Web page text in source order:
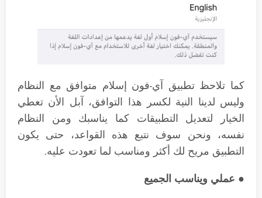
كما تلاحظ تطبيق آي-فون إسلام متوافق مع النظام
وليس لدينا النية لكسر هذا التوافق، آبل الأن تعطي
الخيار لتعديل التطبيقات كما يناسبك ومن النظام
نفسه، ونحن سوف نتبع هذه القواعد، حتى يكون
التطبيق مريح لك أكثر ومناسب لما تعودت عليه.
● عملي ويناسب الجميع